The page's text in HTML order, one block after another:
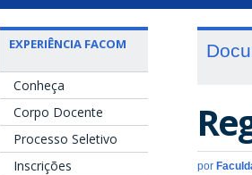
EXPERIÊNCIA FACOM
Conheça
Corpo Docente
Processo Seletivo
Inscrições
por